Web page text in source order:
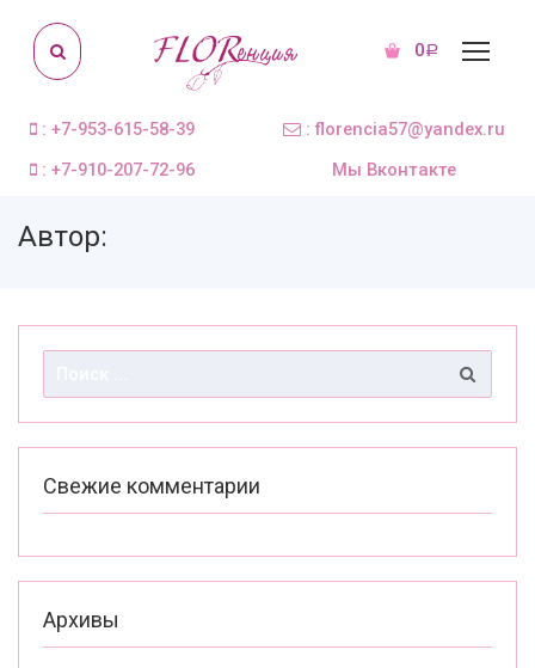
0Р
: +7-953-615-58-39
: +7-910-207-72-96
: florencia57@yandex.ru
Мы Вконтакте
Автор:
Свежие комментарии
Архивы